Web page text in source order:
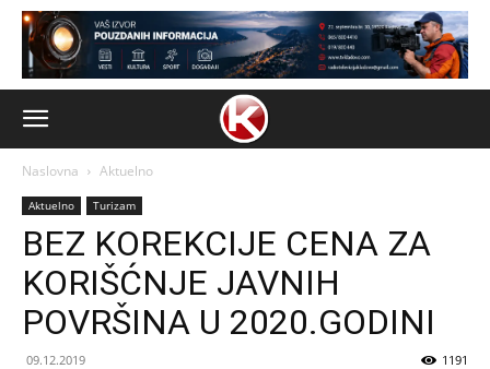
Naslovna Aktuelno
Aktuelno Turizam
BEZ KOREKCIJE CENA ZA
KORIŠĆNJE JAVNIH
POVRŠINA U 2020.GODINI
09.12.2019 1191